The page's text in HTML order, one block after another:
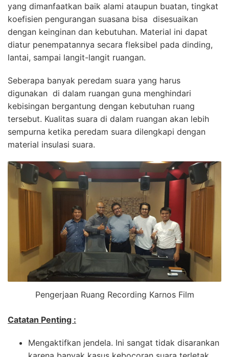
yang dimanfaatkan baik alami ataupun buatan, tingkat
koefisien pengurangan suasana bisa disesuaikan
dengan keinginan dan kebutuhan. Material ini dapat
diatur penempatannya secara fleksibel pada dinding,
lantai, sampai langit-langit ruangan.
Seberapa banyak peredam suara yang harus
digunakan di dalam ruangan guna menghindari
kebisingan bergantung dengan kebutuhan ruang
tersebut. Kualitas suara di dalam ruangan akan lebih
sempurna ketika peredam suara dilengkapi dengan
material insulasi suara.
Pengerjaan Ruang Recording Karnos Film
Catatan Penting :
Mengaktifkan jendela. Ini sangat tidak disarankan